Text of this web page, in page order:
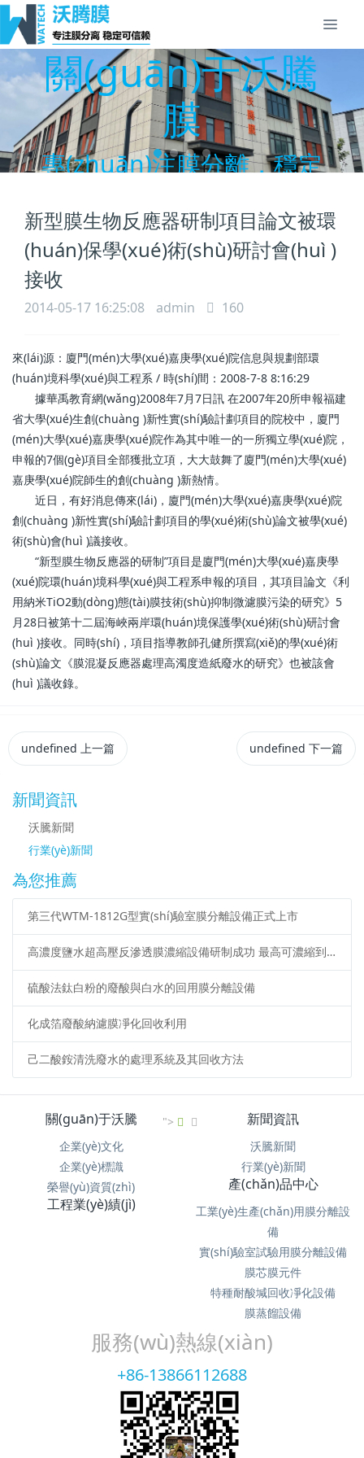
關(guān)于沃騰
膜
專(zhuān)注膜分離，穩定
新型膜生物反應器研制項目論文被環
(huán)保學(xué)術(shù)研討會(huì )
接收
2014-05-17 16:25:08 admin 160
來(lái)源：廈門(mén)大學(xué)嘉庚學(xué)院信息與規劃部環
(huán)境科學(xué)與工程系 / 時(shí)間：2008-7-8 8:16:29
據華禹教育網(wǎng)2008年7月7日訊 在2007年20所申報福建
省大學(xué)生創(chuàng )新性實(shí)驗計劃項目的院校中，廈門
(mén)大學(xué)嘉庚學(xué)院作為其中唯一的一所獨立學(xué)院，
申報的7個(gè)項目全部獲批立項，大大鼓舞了廈門(mén)大學(xué)
嘉庚學(xué)院師生的創(chuàng )新熱情。
近日，有好消息傳來(lái)，廈門(mén)大學(xué)嘉庚學(xué)院
創(chuàng )新性實(shí)驗計劃項目的學(xué)術(shù)論文被學(xué)
術(shù)會(huì )議接收。
“新型膜生物反應器的研制”項目是廈門(mén)大學(xué)嘉庚學
(xué)院環(huán)境科學(xué)與工程系申報的項目，其項目論文《利
用納米TiO2動(dòng)態(tài)膜技術(shù)抑制微濾膜污染的研究》5
月28日被第十二屆海峽兩岸環(huán)境保護學(xué)術(shù)研討會
(huì )接收。同時(shí)，項目指導教師孔健所撰寫(xiě)的學(xué)術
(shù)論文《膜混凝反應器處理高濁度造紙廢水的研究》也被該會
(huì )議收錄。
undefined 上一篇 undefined 下一篇
新聞資訊
沃騰新聞
行業(yè)新聞
為您推薦
第三代WTM-1812G型實(shí)驗室膜分離設備正式上市
高濃度鹽水超高壓反滲透膜濃縮設備研制成功 最高可濃縮到1,8mol /L
硫酸法鈦白粉的廢酸與白水的回用膜分離設備
化成箔廢酸納濾膜凈化回收利用
己二酸銨清洗廢水的處理系統及其回收方法
關(guān)于沃騰
企業(yè)文化
企業(yè)標識
榮譽(yù)資質(zhì)
新聞資訊
沃騰新聞
行業(yè)新聞
產(chǎn)品中心
工業(yè)生產(chǎn)用膜分離設
備
實(shí)驗室試驗用膜分離設備
膜芯膜元件
特種耐酸堿回收凈化設備
膜蒸餾設備
工程業(yè)績(jì)
服務(wù)熱線(xiàn)
+86-13866112688
">